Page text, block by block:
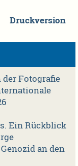
Druckversion
Fotografie
Ein Rückblick
an den